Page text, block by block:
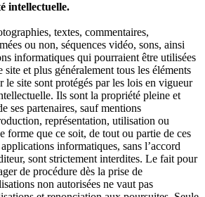
intellectuelle.
textes, commentaires,
ou non, séquences vidéo, sons, ainsi
informatiques qui pourraient être utilisées
et plus généralement tous les éléments
le site sont protégés par les lois en vigueur
Ils sont la propriété pleine et
ses partenaires, sauf mentions
représentation, utilisation ou
forme que ce soit, de tout ou partie de ces
informatiques, sans l’accord
sont strictement interdites. Le fait pour
de procédure dès la prise de
non autorisées ne vaut pas